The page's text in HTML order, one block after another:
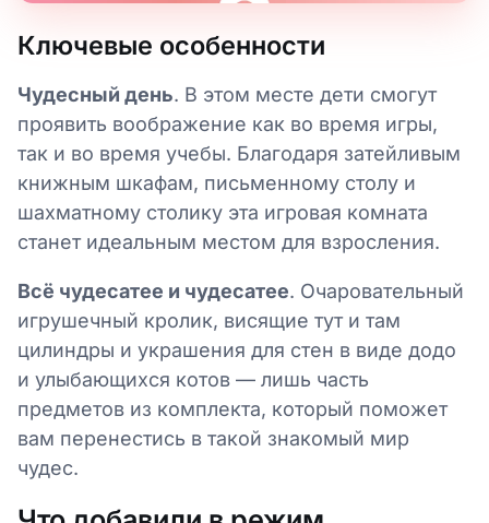
Ключевые особенности
Чудесный день. В этом месте дети смогут
проявить воображение как во время игры,
так и во время учебы. Благодаря затейливым
книжным шкафам, письменному столу и
шахматному столику эта игровая комната
станет идеальным местом для взросления.
Всё чудесатее и чудесатее. Очаровательный
игрушечный кролик, висящие тут и там
цилиндры и украшения для стен в виде додо
и улыбающихся котов — лишь часть
предметов из комплекта, который поможет
вам перенестись в такой знакомый мир
чудес.